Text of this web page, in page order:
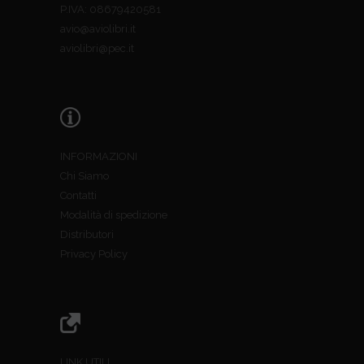
P.IVA: 08679420581
avio@aviolibri.it
aviolibri@pec.it
INFORMAZIONI
Chi Siamo
Contatti
Modalità di spedizione
Distributori
Privacy Policy